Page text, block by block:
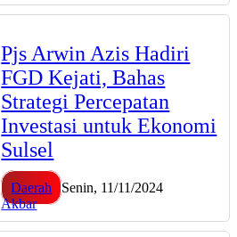
Pjs Arwin Azis Hadiri
FGD Kejati, Bahas
Strategi Percepatan
Investasi untuk Ekonomi
Sulsel
Daerah
Senin, 11/11/2024
Akbar